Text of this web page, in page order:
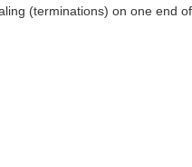
(terminations) on one end